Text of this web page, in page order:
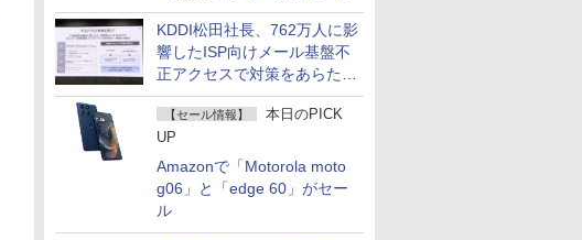
KDDI松田社長、762万人に影
響したISP向けメール基盤不
正アクセスで対策をあらため
て説明
【セール情報】
本日のPICK
UP
Amazonで「Motorola moto
g06」と「edge 60」がセー
ル